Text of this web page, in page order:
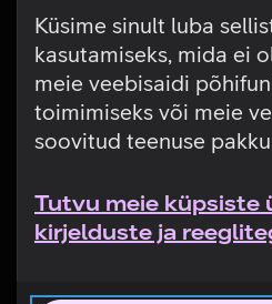
Küsime sinult luba
kasutamiseks, mida ei
meie veebisaidi
toimimiseks või meie
soovitud teenuse
Tutvu meie küpsiste
kirjelduste ja